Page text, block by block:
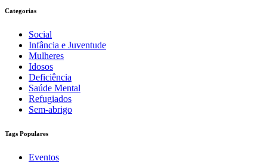
Categorias
Social
Infância e Juventude
Mulheres
Idosos
Deficiência
Saúde Mental
Refugiados
Sem-abrigo
Tags Populares
Eventos